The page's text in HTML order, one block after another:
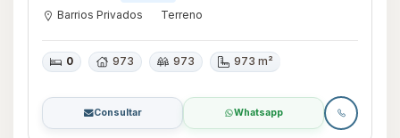
Barrios Privados Terreno
0 973 973 973 m²
Consultar Whatsapp